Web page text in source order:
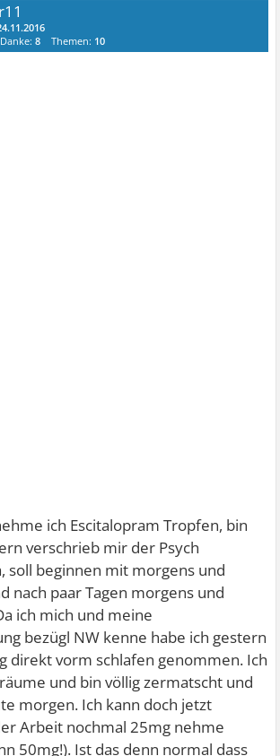
Danke:8 Themen: 10
ich Escitalopram Tropfen, bin
verschrieb mir der Psych
soll beginnen mit morgens und
nach paar Tagen morgens und
ich mich und meine
bezügl NW kenne habe ich gestern
direkt vorm schlafen genommen. Ich
und bin völlig zermatscht und
morgen. Ich kann doch jetzt
Arbeit nochmal 25mg nehme
50mg!). Ist das denn normal dass